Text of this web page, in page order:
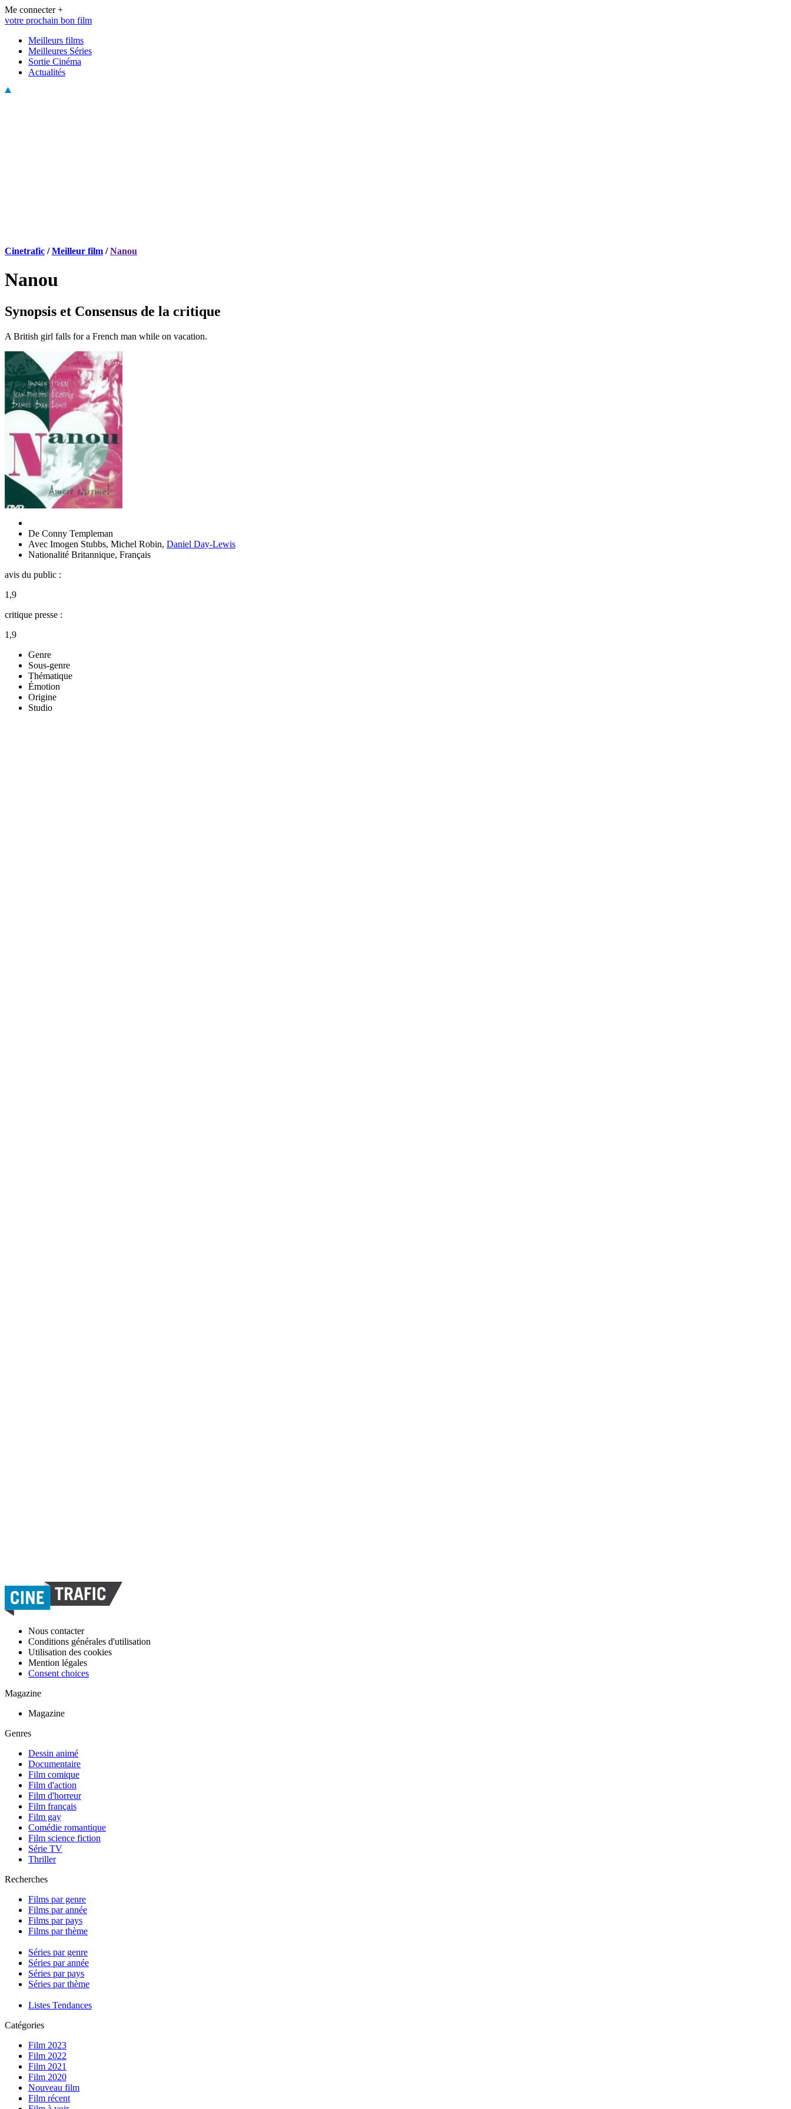
Me connecter +
votre prochain bon film
Meilleurs films
Meilleures Séries
Sortie Cinéma
Actualités
Cinetrafic /Meilleur film /Nanou
Nanou
Synopsis et Consensus de la critique
A British girl falls for a French man while on vacation.
De Conny Templeman
Avec Imogen Stubbs, Michel Robin, Daniel Day-Lewis
Nationalité Britannique, Français
avis du public :
1,9
critique presse :
1,9
Genre
Sous-genre
Thématique
Émotion
Origine
Studio
Nous contacter
Conditions générales d'utilisation
Utilisation des cookies
Mention légales
Consent choices
Magazine
Magazine
Genres
Dessin animé
Documentaire
Film comique
Film d'action
Film d'horreur
Film français
Film gay
Comédie romantique
Film science fiction
Série TV
Thriller
Recherches
Films par genre
Films par année
Films par pays
Films par thème
Séries par genre
Séries par année
Séries par pays
Séries par thème
Listes Tendances
Catégories
Film 2023
Film 2022
Film 2021
Film 2020
Nouveau film
Film récent